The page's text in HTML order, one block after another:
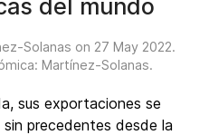
del mundo
Solanas on 27 May 2022.
Martínez-Solanas.
sus exportaciones se
precedentes desde la